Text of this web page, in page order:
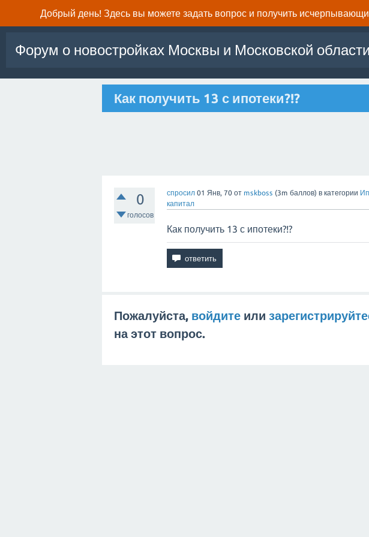
Добрый день! Здесь вы можете задать вопрос и получить
Форум о новостройках Москвы и Московской области
Как получить 13 с ипотеки?!?
0
голосов
спросил 01 Янв, 70 от mskboss (3m баллов) в категории
капитал
Как получить 13 с ипотеки?!?
Пожалуйста, войдите или
на этот вопрос.